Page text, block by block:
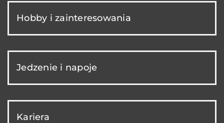
Hobby i zainteresowania
Jedzenie i napoje
Kariera